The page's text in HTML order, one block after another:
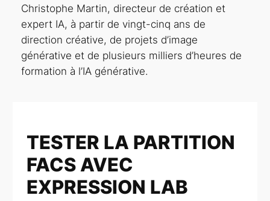
Christophe Martin, directeur de création et
expert IA, à partir de vingt-cinq ans de
direction créative, de projets d’image
générative et de plusieurs milliers d’heures de
formation à l’IA générative.
TESTER LA PARTITION
FACS AVEC
EXPRESSION LAB